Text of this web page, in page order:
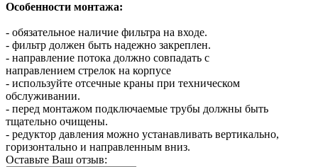
Особенности монтажа:
- обязательное наличие фильтра на входе.
- фильтр должен быть надежно закреплен.
- направление потока должно совпадать с
направлением стрелок на корпусе
- используйте отсечные краны при техническом
обслуживании.
- перед монтажом подключаемые трубы должны быть
тщательно очищены.
- редуктор давления можно устанавливать вертикально,
горизонтально и направленным вниз.
Оставьте Ваш отзыв: